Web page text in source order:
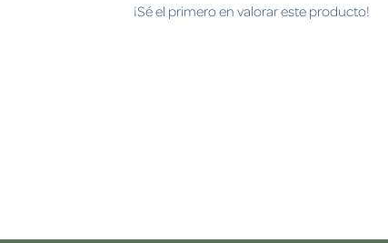
¡Sé el primero en valorar este producto!